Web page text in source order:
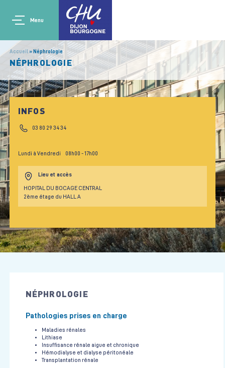
Aller au contenu principal
Main navigation
Menu
Accueil Néphrologie
NÉPHROLOGIE
INFOS
03 80 29 34 34
Lundi à Vendredi 08h00 - 17h00
Lieu et accès
HOPITAL DU BOCAGE CENTRAL
2ème étage du HALL A
NÉPHROLOGIE
Pathologies prises en charge
Maladies rénales
Lithiase
Insuffisance rénale aigue et chronique
Hémodialyse et dialyse péritonéale
Transplantation rénale
Panneau de gestion des cookies